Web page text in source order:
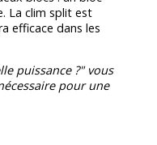
La clim split est
efficace dans les
puissance ?" vous
pour une